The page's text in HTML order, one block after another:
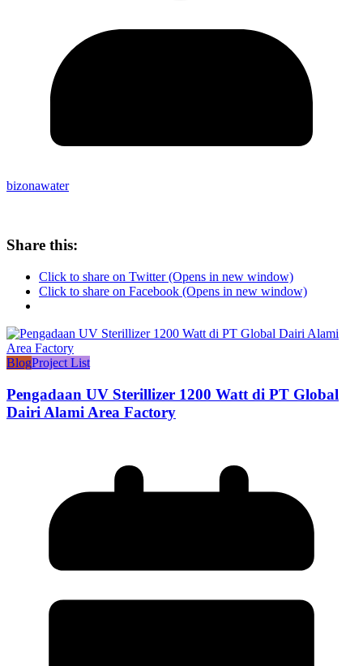
bizonawater
Share this:
Click to share on Twitter (Opens in new window)
Click to share on Facebook (Opens in new window)
BlogProject List
Pengadaan UV Sterillizer 1200 Watt di PT Global
Dairi Alami Area Factory